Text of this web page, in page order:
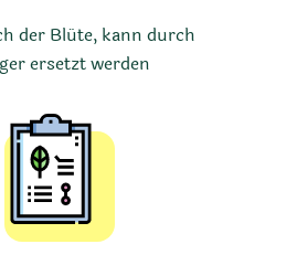
der Blüte, kann durch
ersetzt werden